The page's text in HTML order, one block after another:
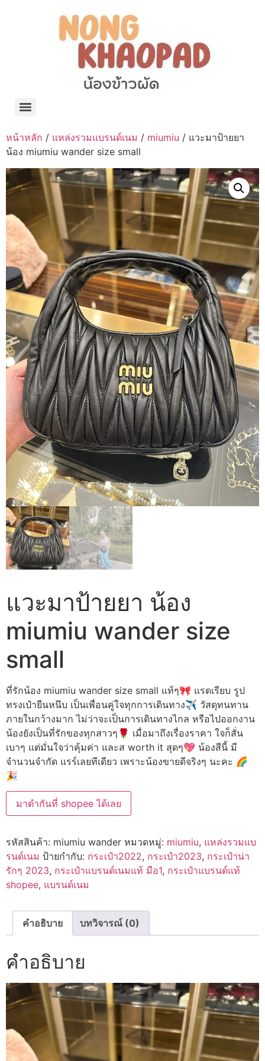
หน้าหลัก / แหล่งรวมแบรนด์เนม / miumiu / แวะมาป้ายยา
น้อง miumiu wander size small
แวะมาป้ายยา น้อง
miumiu wander size
small
ที่รักน้อง miumiu wander size small แท้ๆ🎀 แรดเรียบ รูป
ทรงเป๋ายืนหนึบ เป็นเพื่อนคู่ใจทุกการเดินทาง✈️ วัสดุทนทาน
ภายในกว้างมาก ไม่ว่าจะเป็นการเดินทางไกล หรือไปออกงาน
น้องยังเป็นที่รักของทุกสาวๆ🌹 เมื่อมาถึงเรื่องราคา ใจก็สั่น
เบาๆ แต่มั่นใจว่าคุ้มค่า และส worth it สุดๆ💖 น้องสีนี้ มี
จำนวนจำกัด แรร์เลยทีเดียว เพราะน้องขายดีจริงๆ นะคะ 🌈
🎉
มาตำกันที่ shopee ได้เลย
รหัสสินค้า: miumiu wander หมวดหมู่: miumiu, แหล่งรวมแบ
รนด์เนม ป้ายกำกับ: กระเป๋า2022, กระเป๋า2023, กระเป๋าน่า
รักๆ 2023, กระเป๋าแบรนด์เนมแท้ มือ1, กระเป๋าแบรนด์แท้
shopee, แบรนด์เนม
คำอธิบาย บทวิจารณ์ (0)
คำอธิบาย